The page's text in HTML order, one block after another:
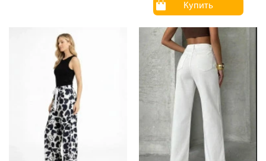
Купить